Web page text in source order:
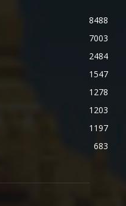
8488
7003
2484
1547
1278
1203
1197
683